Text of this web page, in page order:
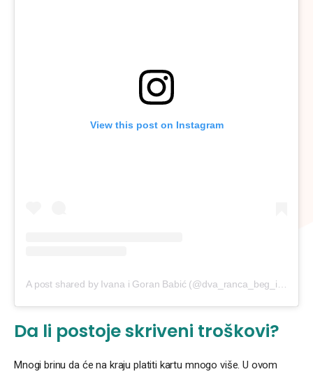
View this post on Instagram
Da li postoje skriveni troškovi?
Mnogi brinu da će na kraju platiti kartu mnogo više. U ovom